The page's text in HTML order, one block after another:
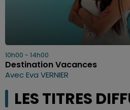
10h00 - 14h00
Destination Vacances
Avec Eva VERNIER
LES TITRES